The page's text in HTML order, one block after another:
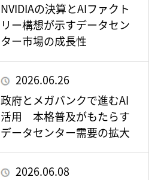
NVIDIAの決算とAIファクト
リー構想が示すデータセン
ター市場の成長性
2026.06.26
政府とメガバンクで進むAI
活用 本格普及がもたらす
データセンター需要の拡大
2026.06.08